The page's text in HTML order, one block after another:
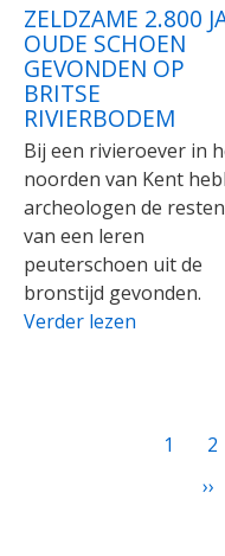
ZELDZAME 2.800
OUDE SCHOEN
GEVONDEN OP
BRITSE
RIVIERBODEM
Bij een rivieroever in
noorden van Kent
archeologen de resten
van een leren
peuterschoen uit de
bronstijd gevonden.
Verder lezen
Huidige
1 2
››